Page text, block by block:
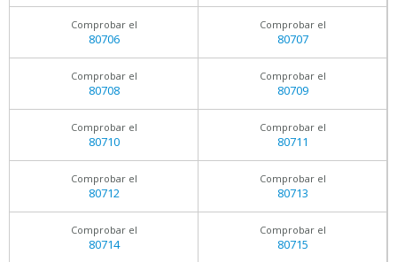
Comprobar el
80706
Comprobar el
80707
Comprobar el
80708
Comprobar el
80709
Comprobar el
80710
Comprobar el
80711
Comprobar el
80712
Comprobar el
80713
Comprobar el
80714
Comprobar el
80715